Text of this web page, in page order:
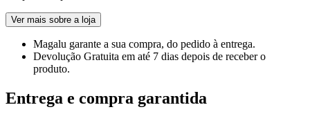
Ver mais sobre a loja
Magalu garante a sua compra, do pedido à entrega.
Devolução Gratuita em até 7 dias depois de receber o
produto.
Entrega e compra garantida